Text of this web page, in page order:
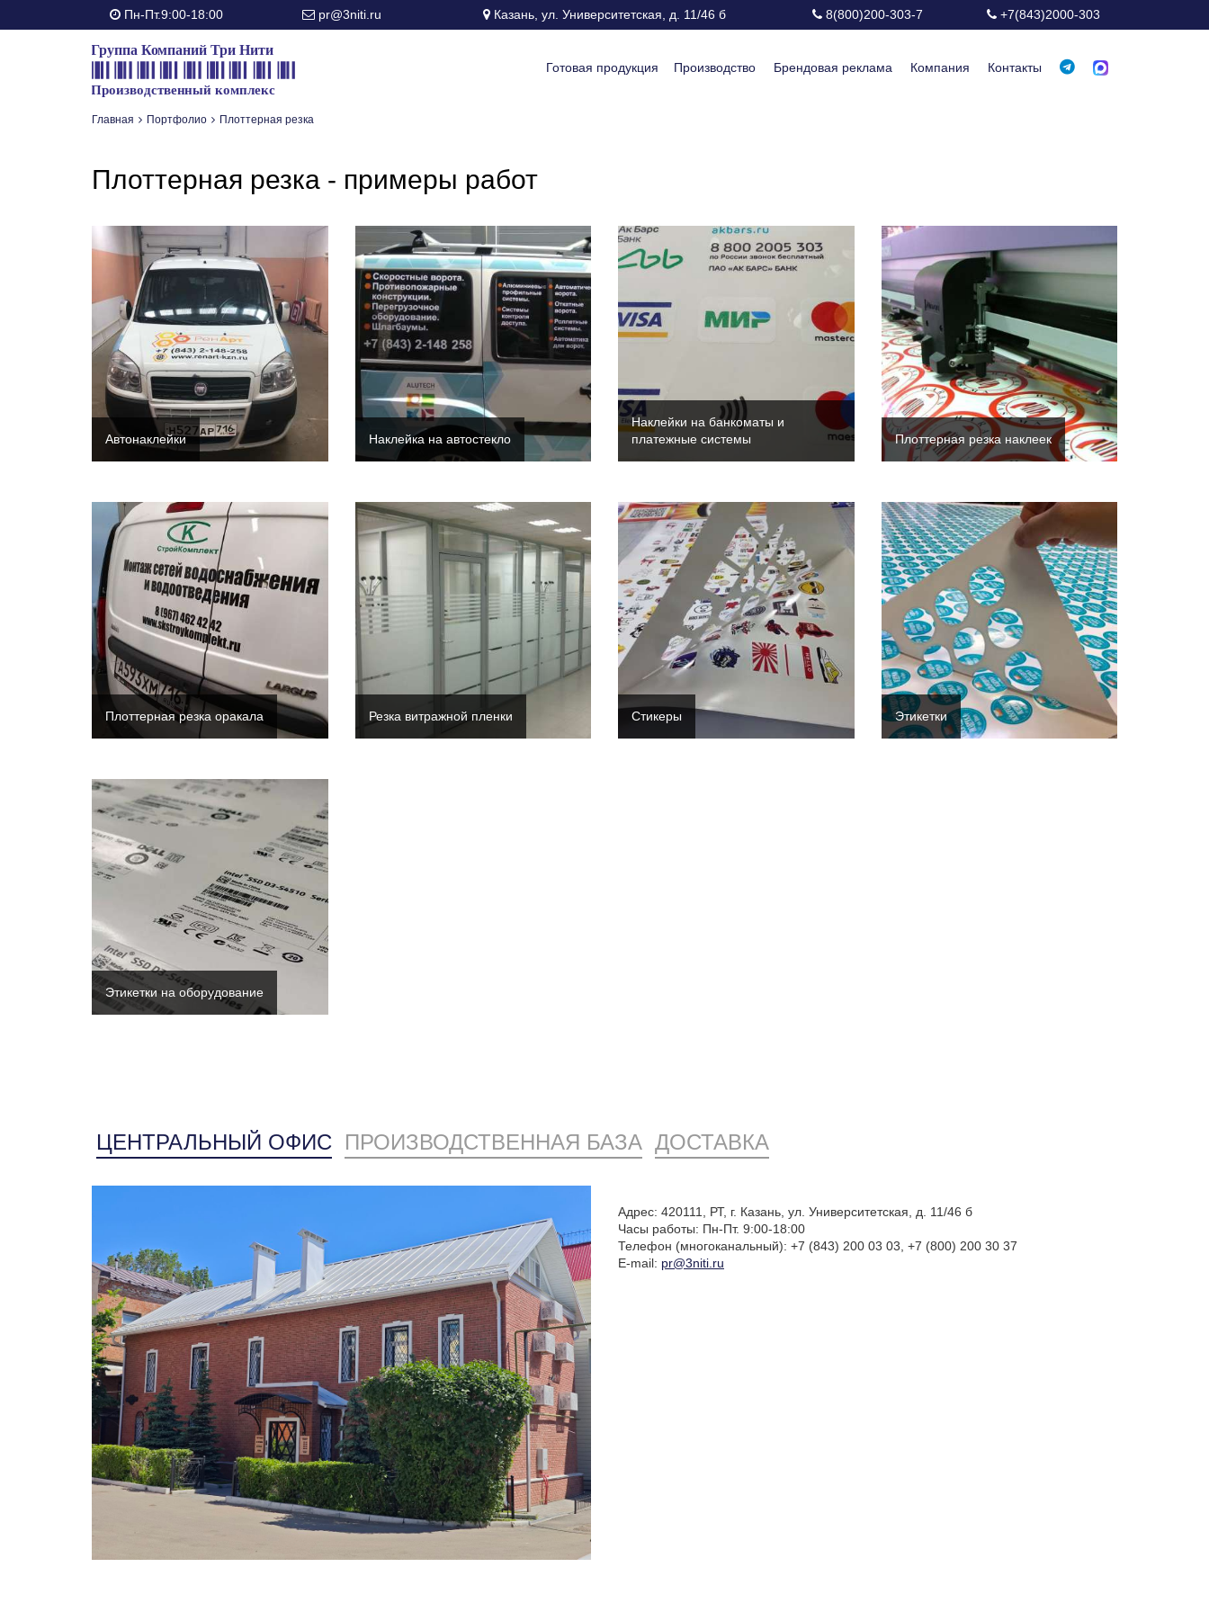
Пн-Пт.9:00-18:00 pr@3niti.ru Казань, ул. Университетская, д. 11/46 б 8(800)200-303-7 +7(843)2000-303
Готовая продукция Производство Брендовая реклама Компания Контакты
Главная Портфолио Плоттерная резка
Плоттерная резка - примеры работ
Автонаклейки Наклейка на автостекло
Наклейки на банкоматы и
платежные системы
Плоттерная резка наклеек
Плоттерная резка оракала Резка витражной пленки Стикеры Этикетки
Этикетки на оборудование
ЦЕНТРАЛЬНЫЙ ОФИС ПРОИЗВОДСТВЕННАЯ БАЗА ДОСТАВКА
Адрес: 420111, РТ, г. Казань, ул. Университетская, д. 11/46 б
Часы работы: Пн-Пт. 9:00-18:00
Телефон (многоканальный): +7 (843) 200 03 03, +7 (800) 200 30 37
E-mail: pr@3niti.ru